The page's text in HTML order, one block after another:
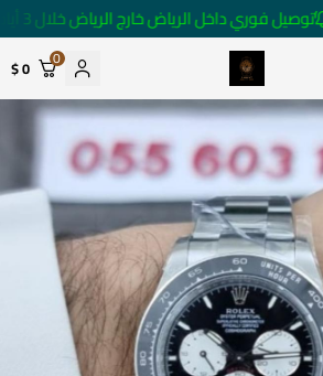
توصيل فوري داخل الرياض خارج الرياض خلال 3 أيام 🚚
متجر ساعات رومانس
0
0 $